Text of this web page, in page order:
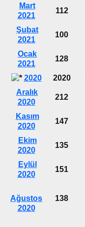
Mart
2021
112
Şubat
2021
100
Ocak
2021
128
2020 2020
Aralık
2020
212
Kasım
2020
147
Ekim
2020
135
Eylül
2020
151
Ağustos
2020
138